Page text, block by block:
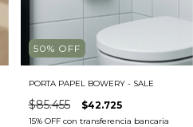
50% OFF
PORTA PAPEL BOWERY - SALE
$85.455 $42.725